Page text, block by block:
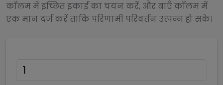
कॉलम में इच्छित इकाई का चयन करें, और बाएँ कॉलम में
एक मान दर्ज करें ताकि परिणामी परिवर्तन उत्पन्न हो सके।